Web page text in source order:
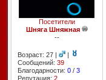
Посетители
Шняга Шняжная
--
Возраст: 27 |
|
Сообщений: 39
Благодарности: 0/ 3
Репутация: 2